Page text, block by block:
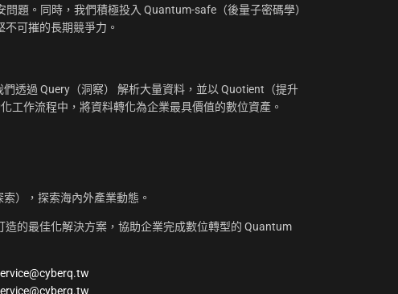
題。同時，我們積極投入 Quantum-safe（後量子密碼學）
可摧的長期競爭力。
透過 Query（洞察） 解析大量資料，並以 Quotient（提升
工作流程中，將資料轉化為企業最具價值的數位資產。
），探索海內外產業動態。
的最佳化解決方案，協助企業完成數位轉型的 Quantum